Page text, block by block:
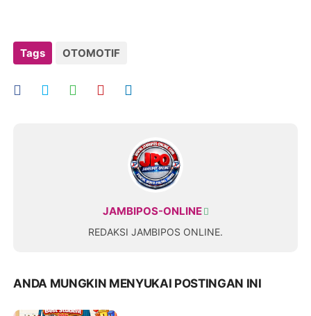
Tags OTOMOTIF
JAMBIPOS-ONLINE
REDAKSI JAMBIPOS ONLINE.
ANDA MUNGKIN MENYUKAI POSTINGAN INI